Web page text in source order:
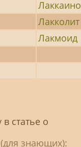
Лакколит
Лакмоид
статье о
знающих):